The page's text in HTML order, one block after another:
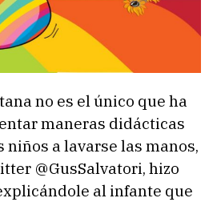
no es el único que ha
maneras didácticas
niños a lavarse las manos,
@GusSalvatori, hizo
al infante que